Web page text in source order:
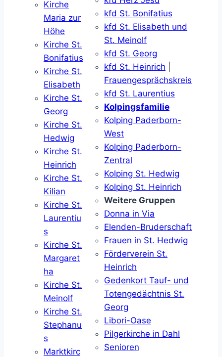
Kirche
Maria zur
Höhe
Kirche St.
Bonifatius
Kirche St.
Elisabeth
Kirche St.
Georg
Kirche St.
Hedwig
Kirche St.
Heinrich
Kirche St.
Kilian
Kirche St.
Laurentiu
s
Kirche St.
Margaret
ha
Kirche St.
Meinolf
Kirche St.
Stephanu
s
Marktkirc
kfd St. Bonifatius
kfd St. Elisabeth und
St. Meinolf
kfd St. Georg
kfd St. Heinrich
Frauengesprächskreis
kfd St. Laurentius
Kolpingsfamilie
Kolping Paderborn-
West
Kolping Paderborn-
Zentral
Kolping St. Hedwig
Kolping St. Heinrich
Weitere Gruppen
Donna in Via
Elenden-Bruderschaft
Frauen in St. Hedwig
Förderverein St.
Heinrich
Gedenkort Tauf- und
Totengedächtnis St.
Georg
Libori-Oase
Pilgerkirche in Dahl
Senioren